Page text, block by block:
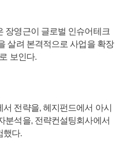
장영근이 글로벌 인슈어테크
살려 본격적으로 사업을 확장
보인다.
전략을, 헤지펀드에서 아시
분석을, 전략컨설팅회사에서
했다.